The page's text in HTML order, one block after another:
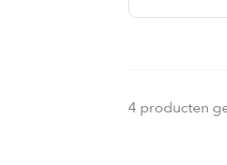
4 producten